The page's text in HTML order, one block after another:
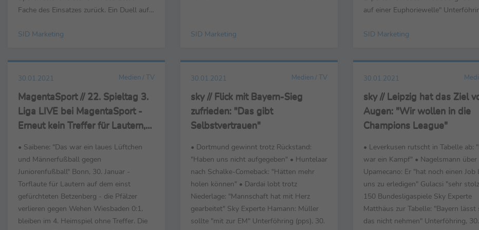
Fache des Einsatzes zurück. Ein Duell auf
VfB Stuttgart (Quote 2,65) und Borussia
Endstation heißt es dagegen für Schalke
(Quote 1,72). ...
SID Marketing
Garantie: "Wir haben das Vertrauen in ihn.
SID Marketing
auf einer Euphoriewelle"
Sonntagsspielen des 19. Spieltages
Arminia Bielefeld (3:1) sowie VfL
SID Marketing
30.01.2021 Medien / TV
MagentaSport // 22. Spieltag 3.
Liga LIVE bei MagentaSport -
Erneut kein Treffer für Lautern,
• Saibene: "Das war ein laues Lüftchen
und Männerfußball gegen
Juniorenfußball" Bonn, 30. Januar -
Torflaute für Lautern auf dem einst
gefürchteten Betzenberg - die Pfälzer
verlieren gegen Wehen Wiesbaden 0:1,
bleiben im 4. Heimspiel ohne Treffer. Die
30.01.2021 Medien / TV
sky // Flick mit Bayern-Sieg
zufrieden: "Das gibt
Selbstvertrauen"
• Dortmund gewinnt trotz Rückstand:
"Haben uns nicht aufgegeben" • Huntelaar
nach Schalke-Comeback: "Hätten mehr
holen können" • Dardai lobt trotz
Niederlage: "Mannschaft hat mit Herz
gearbeitet" Sky Experte Hamann: Müller
sollte "mit zur EM" Unterföhring (pps), 30.
30.01.2021
sky // Leipzig hat das Ziel
Augen: "Wir wollen in die
Champions League"
• Leverkusen rutscht in Tabelle ab:
war ein Kampf" • Nagelsmann über
Upamecano: Er "hat noch einen Job
uns zu erledigen" Gulacsi "sehr
150 Bundesligaspiele Sky Experte
Matthäus zur Tabelle: "Bayern lässt
das nicht nehmen" Unterföhring, 30.